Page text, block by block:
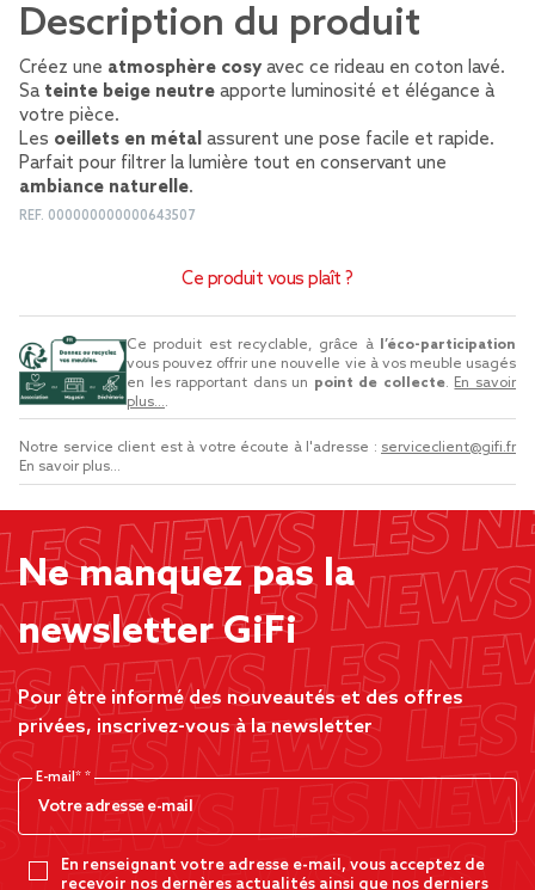
Description du produit
Créez une atmosphère cosy avec ce rideau en coton lavé.
Sa teinte beige neutre apporte luminosité et élégance à
votre pièce.
Les oeillets en métal assurent une pose facile et rapide.
Parfait pour filtrer la lumière tout en conservant une
ambiance naturelle.
REF. 000000000000643507
Ce produit vous plaît ?
Ce produit est recyclable, grâce à
l’éco-participation
vous pouvez offrir une nouvelle vie à vos meuble usagés
en les rapportant dans un point de collecte. En savoir
plus....
Notre service client est à votre écoute à l'adresse : serviceclient@gifi.fr
En savoir plus...
Ne manquez pas la
newsletter GiFi
Pour être informé des nouveautés et des offres
privées, inscrivez-vous à la newsletter
E-mail*
En renseignant votre adresse e-mail, vous acceptez de
recevoir nos dernères actualités ainsi que nos derniers